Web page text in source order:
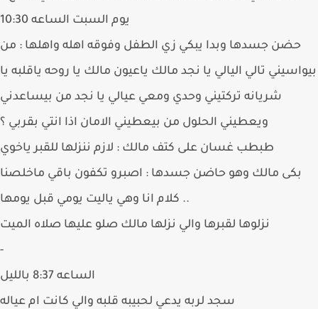
يوم السبت الساعه 10:30
حضن جسدها وبدا يبكي زي الطفل وفوقه اهله واهلها : من
تالي اليالي يا نجد مالك ياعيون مالك يا روحه ياقلبه يا
شريانه تركتيني وحدي ومعي عيالي يا نجد من بيساعدني
ويعطيني الحلول من بيعطيني الامان اذا انتي بقربي ؟
طبطب غسان على كتف مالك : لازم ننزلها للقبر ياخوي
بكى مالك وهو حاضن جسدها : اصبرو تكفون باقي ماخلصنا
نزلوها لقبرها والي نزلها مالك صلو عليها صلاه الميت
الساعه 8:37 بالليل
سجد لربه يدعي لحبيبه قلبه والي كانت ام عياله